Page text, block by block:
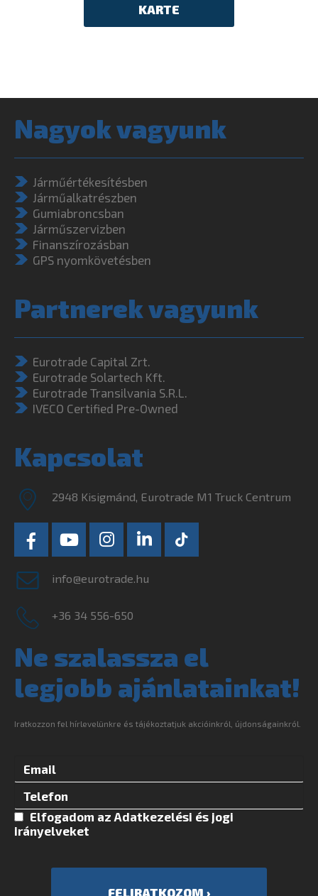
KARTE
Nagyok vagyunk
Járműértékesítésben
Járműalkatrészben
Gumiabroncsban
Járműszervizben
Finanszírozásban
GPS nyomkövetésben
Partnerek vagyunk
Eurotrade Capital Zrt.
Eurotrade Solartech Kft.
Eurotrade Transilvania S.R.L.
IVECO Certified Pre-Owned
Kapcsolat
2948 Kisigmánd, Eurotrade M1 Truck Centrum
info@eurotrade.hu
+36 34 556-650
Ne szalassza el
legjobb ajánlatainkat!
Iratkozzon fel hírlevelünkre és tájékoztatjuk akcióinkról, újdonságainkról.
Elfogadom az Adatkezelési és jogi
irányelveket